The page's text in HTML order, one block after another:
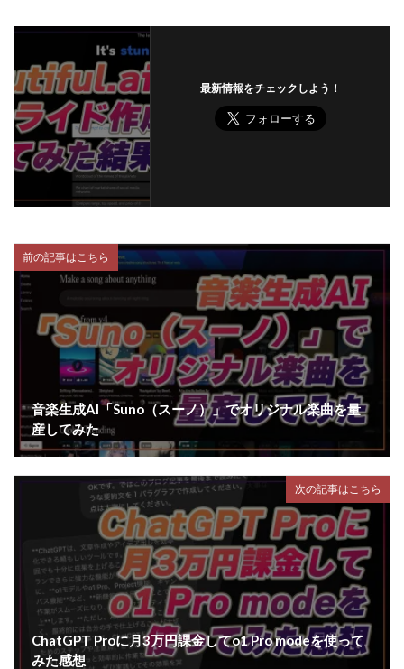
最新情報をチェックしよう！
前の記事はこちら
音楽生成AI「Suno（スーノ）」でオリジナル楽曲を量
産してみた
次の記事はこちら
ChatGPT Proに月3万円課金してo1 Pro modeを使って
みた感想